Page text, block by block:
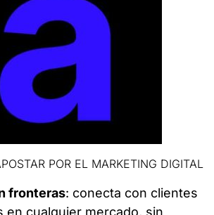
POR EL MARKETING DIGITAL
fronteras: conecta con clientes
en cualquier mercado, sin